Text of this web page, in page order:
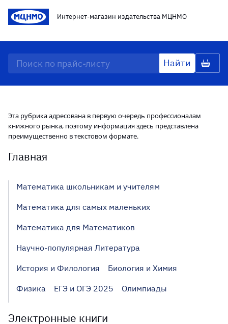
Интернет-магазин издательства МЦНМО
Эта рубрика адресована в первую очередь профессионалам
книжного рынка, поэтому информация здесь представлена
преимущественно в текстовом формате.
Главная
Математика школьникам и учителям
Математика для самых маленьких
Математика для Математиков
Научно-популярная Литература
История и Филология
Биология и Химия
Физика
ЕГЭ и ОГЭ 2025 Олимпиады
Электронные книги